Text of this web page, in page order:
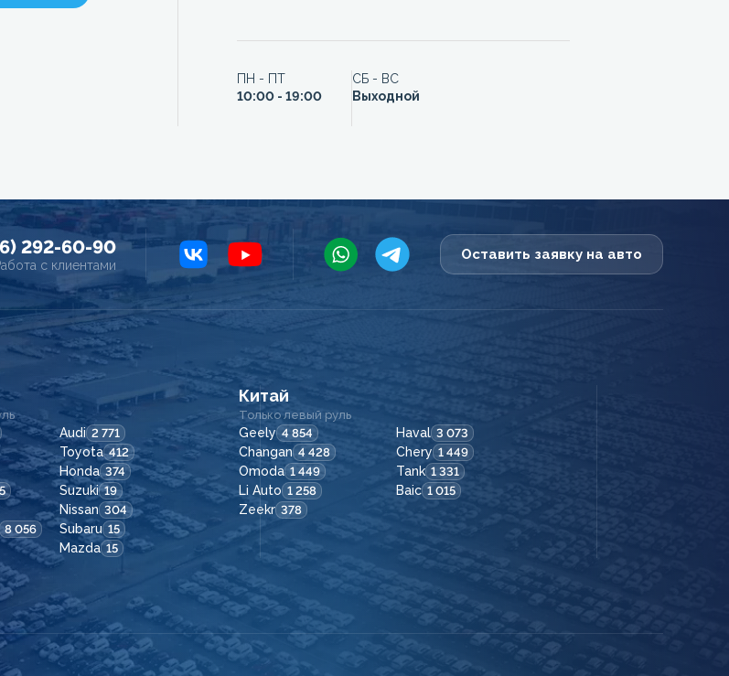
ПН - ПТ
10:00 - 19:00
СБ - ВС
Выходной
292-60-90
с клиентами
Оставить заявку на авто
Audi 2 771
Toyota 412
Honda 374
Suzuki 19
Nissan 304
8 056 Subaru 15
Mazda 15
Китай
Только левый руль
Geely 4 854 Haval 3 073
Changan 4 428 Chery 1 449
Omoda 1 449 Tank 1 331
Li Auto 1 258 Baic 1 015
Zeekr 378